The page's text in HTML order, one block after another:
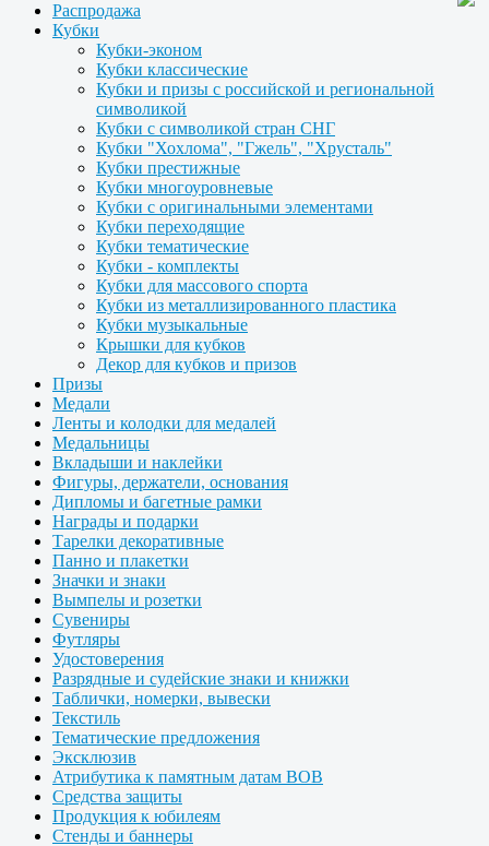
Распродажа
Кубки
Кубки-эконом
Кубки классические
Кубки и призы с российской и региональной
символикой
Кубки с символикой стран СНГ
Кубки "Хохлома", "Гжель", "Хрусталь"
Кубки престижные
Кубки многоуровневые
Кубки с оригинальными элементами
Кубки переходящие
Кубки тематические
Кубки - комплекты
Кубки для массового спорта
Кубки из металлизированного пластика
Кубки музыкальные
Крышки для кубков
Декор для кубков и призов
Призы
Медали
Ленты и колодки для медалей
Медальницы
Вкладыши и наклейки
Фигуры, держатели, основания
Дипломы и багетные рамки
Награды и подарки
Тарелки декоративные
Панно и плакетки
Значки и знаки
Вымпелы и розетки
Сувениры
Футляры
Удостоверения
Разрядные и судейские знаки и книжки
Таблички, номерки, вывески
Текстиль
Тематические предложения
Эксклюзив
Атрибутика к памятным датам ВОВ
Средства защиты
Продукция к юбилеям
Стенды и баннеры